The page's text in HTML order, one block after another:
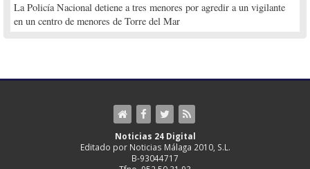
La Policía Nacional detiene a tres menores por agredir a un vigilante
en un centro de menores de Torre del Mar
Noticias 24 Digital
Editado por Noticias Málaga 2010, S.L.
B-93044717